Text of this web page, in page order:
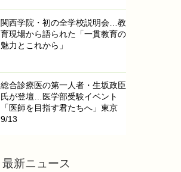
関西学院・初の全学校説明会…教
育現場から語られた「一貫教育の
魅力とこれから」
総合診療医の第一人者・生坂政臣
氏が登壇…医学部受験イベント
「医師を目指す君たちへ」東京
9/13
最新ニュース